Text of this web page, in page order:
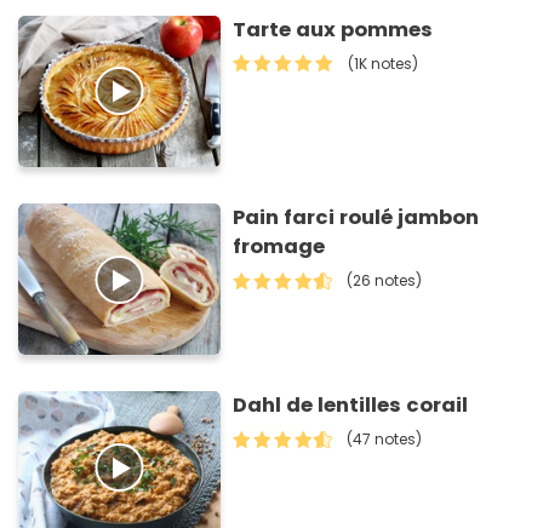
Tarte aux pommes
(1K notes)
Pain farci roulé jambon
fromage
(26 notes)
Dahl de lentilles corail
(47 notes)